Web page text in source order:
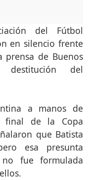
del Fútbol
en silencio frente
de Buenos
del
a manos de
final de la Copa
que Batista
esa presunta
fue formulada